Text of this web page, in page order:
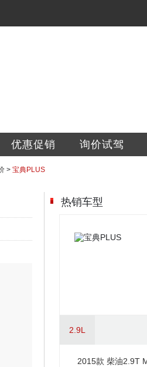
优惠促销 询价试驾
> 宝典PLUS
热销车型
2.9L
2015款 柴油2.9T